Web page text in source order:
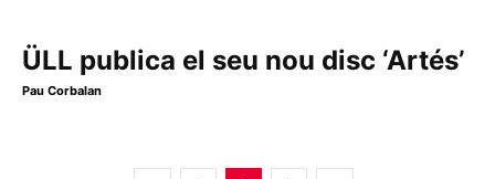
ÜLL publica el seu nou disc ‘Artés’
Pau Corbalan